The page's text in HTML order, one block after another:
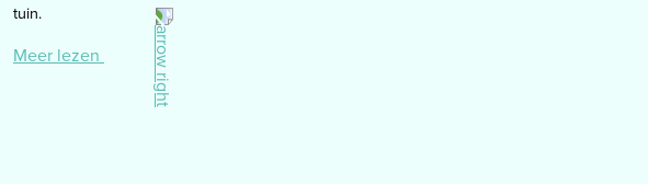
tuin.
In de bergkast naast de slaapkamer staat de CV-installatie opgesteld en zijn de
het witgoed gesitueerd.
Meer lezen